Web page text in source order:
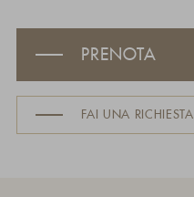
PRENOTA
FAI UNA RICHIESTA